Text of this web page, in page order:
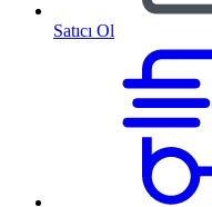
Satıcı Ol